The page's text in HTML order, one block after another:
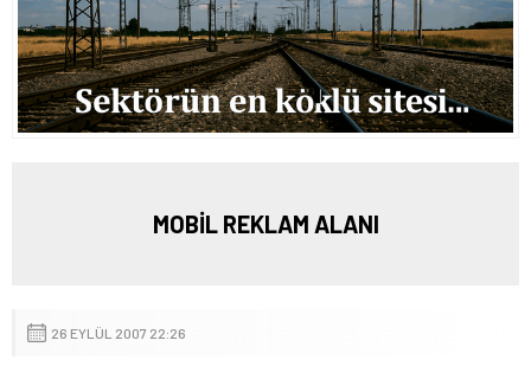
MOBİL REKLAM ALANI
26 EYLÜL 2007 22:26